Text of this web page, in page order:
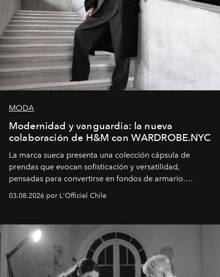
MODA
Modernidad y vanguardia: la nueva
colaboración de H&M con WARDROBE.NYC
La marca sueca presenta una colección cápsula de
prendas que evocan sofisticación y versatilidad,
pensadas para convertirse en fondos de armario.
Disponible en Chile desde el 6 de agosto.
03.08.2026 por L'Officiel Chile